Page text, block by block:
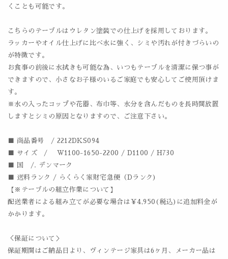
くことも可能です。
こちらのテーブルはウレタン塗装での仕上げを採用しております。
ラッカーやオイル仕上げに比べ水に強く、シミや汚れが付きづらいの
が特徴です。
お食事の前後に水拭きも可能な為、いつもテーブルを清潔に保つ事が
できますので、小さなお子様のいるご家庭でも安心してご使用頂けま
す。
※水の入ったコップや花器、布巾等、水分を含んだものを長時間放置
しますとシミの原因となりますので、ご注意下さい。
■ 商品番号 / 2212DKS094
■ サイズ / W1100-1650-2200 / D1100 / H730
■ 国 /. デンマーク
■ 送料ランク / らくらく家財宅急便（Dランク)
【※テーブルの組立作業について】
配送業者による組み立てが必要な場合は￥4,950(税込)に追加料金が
かかります。
＜保証について＞
保証期間はご納品日より、ヴィンテージ家具は6ヶ月、メーカー品は